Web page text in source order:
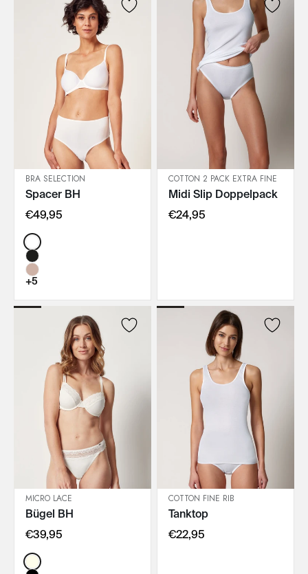
IN DEN WARENKORB
BRA SELECTION
Spacer BH
€49,95
Color:
+5
IN DEN WARENKORB
COTTON 2 PACK EXTRA FINE
Midi Slip Doppelpack
€24,95
IN DEN WARENKORB
MICRO LACE
Bügel BH
€39,95
Color:
IN DEN WARENKORB
COTTON FINE RIB
Tanktop
€22,95